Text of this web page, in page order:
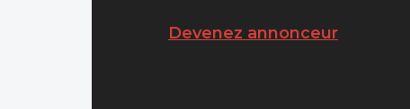
Devenez annonceur